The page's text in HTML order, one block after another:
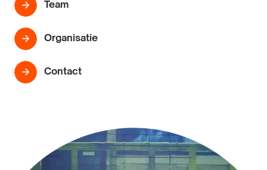
Team
Organisatie
Contact